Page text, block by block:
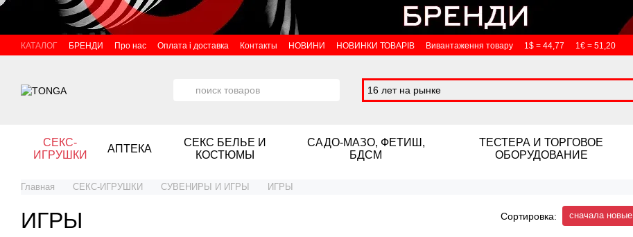
Перейти к основному контенту
КАТАЛОГ БРЕНДИ Про нас Оплата і доставка Контакты НОВИНИ НОВИНКИ ТОВАРІВ Вивантаження товару 1$ = 44,77 1€ = 51,20
16 лет на рынке
СЕКС-
ИГРУШКИ
АПТЕКА
СЕКС БЕЛЬЕ И
КОСТЮМЫ
САДО-МАЗО, ФЕТИШ,
БДСМ
ТЕСТЕРА И ТОРГОВОЕ
ОБОРУДОВАНИЕ
Главная СЕКС-ИГРУШКИ СУВЕНИРЫ И ИГРЫ ИГРЫ
ИГРЫ Сортировка: сначала новые